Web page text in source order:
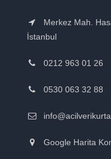
Merkez Mah.
İstanbul
0212 963 01 26
0530 063 32 88
Google Harita